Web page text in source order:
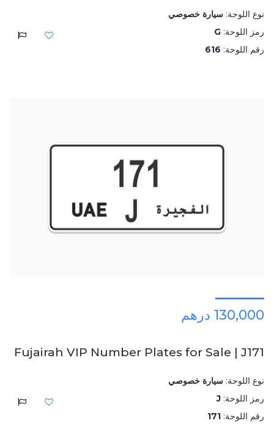
نوع اللوحة: سيارة خصوصي
رمز اللوحة: G
رقم اللوحة: 616
130,000 درهم
Fujairah VIP Number Plates for Sale | J171
نوع اللوحة: سيارة خصوصي
رمز اللوحة: J
رقم اللوحة: 171